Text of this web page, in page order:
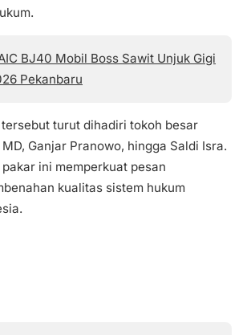
BJ40 Mobil Boss Sawit Unjuk Gigi
Pekanbaru
turut dihadiri tokoh besar
Ganjar Pranowo, hingga Saldi Isra.
ini memperkuat pesan
kualitas sistem hukum